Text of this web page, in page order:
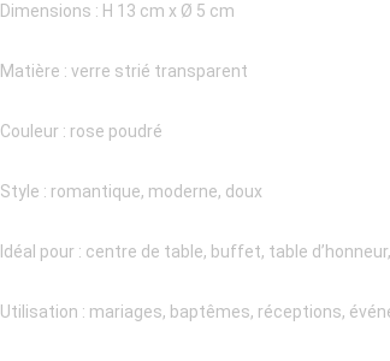
Dimensions : H 13 cm x Ø 5 cm
Matière : verre strié transparent
Couleur : rose poudré
Style : romantique, moderne, doux
Idéal pour : centre de table, buffet, table
Utilisation : mariages, baptêmes, réceptions,